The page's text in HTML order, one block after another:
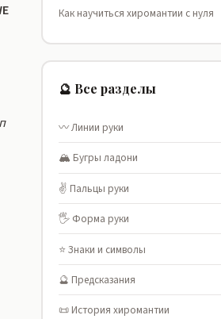
Как научиться хиромантии с нуля
🔮 Все разделы
〰️ Линии руки
🏔️ Бугры ладони
✌️ Пальцы руки
🖐️ Форма руки
⭐ Знаки и символы
🔮 Предсказания
📜 История хиромантии